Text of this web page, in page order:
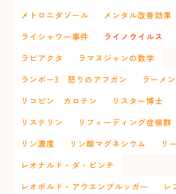
メトロニダゾール
メンタル改善効果
ライシャワー事件
ライノウイルス
ラピアクタ
ラマヌジャンの数学
ランボー3 怒りのアフガン
ラーメン
リコピン カロテン
リスター博士
リステリン
リフィーディング症候群
リン濃度
リン酸マグネシウム
リ
レオナルド・ダ・ビンチ
レオポルド・アウエンブルッガー
レ